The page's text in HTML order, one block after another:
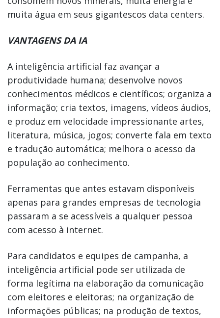
muita água em seus gigantescos data centers.
VANTAGENS DA IA
A inteligência artificial faz avançar a
produtividade humana; desenvolve novos
conhecimentos médicos e científicos; organiza a
informação; cria textos, imagens, vídeos áudios,
e produz em velocidade impressionante artes,
literatura, música, jogos; converte fala em texto
e tradução automática; melhora o acesso da
população ao conhecimento.
Ferramentas que antes estavam disponíveis
apenas para grandes empresas de tecnologia
passaram a se acessíveis a qualquer pessoa
com acesso à internet.
Para candidatos e equipes de campanha, a
inteligência artificial pode ser utilizada de
forma legítima na elaboração da comunicação
com eleitores e eleitoras; na organização de
informações públicas; na produção de textos,